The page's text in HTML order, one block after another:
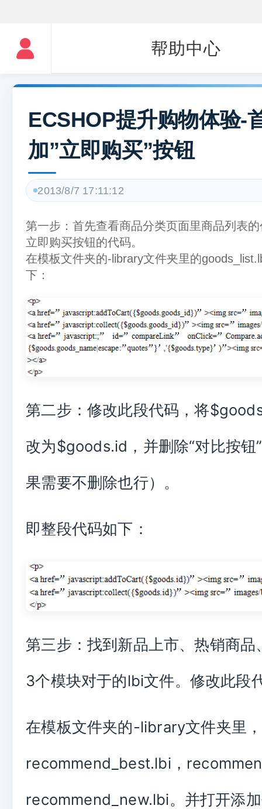
帮助中心
ECSHOP提升购物体验-
加”立即购买”按钮
2013/8/7 17:11:12
第一步：首先查看商品分类页面里商品列表
立即购买按钮的代码。
在模板文件夹的-library文件夹里的
下：
第二步：修改此段代码，将
改为$goods.id，并删除“对比按钮
果需要不删除也行）。
即整段代码如下：
第三步：找到新品上市、热销商品
3个模块对于的lbi文件。修改此段
在模板文件夹的-library文件夹里
recommend_best.lbi，
recommend_new.lbi。并打开添